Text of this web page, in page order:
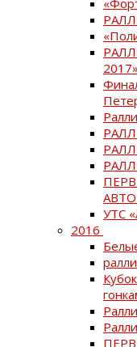
2017»
УТС
2016